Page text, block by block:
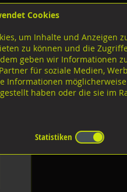
FB
IG
u. div. Zubehör Oese mit
Cookies
um Inhalte und Anzeigen
zu können und die
geben wir Informationen
für soziale Medien,
Informationen
haben oder die sie im
Statistiken